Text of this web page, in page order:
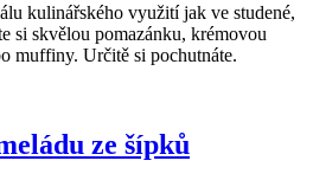
kulinářského využití jak ve studené,
si skvělou pomazánku, krémovou
muffiny. Určitě si pochutnáte.
ze šípků